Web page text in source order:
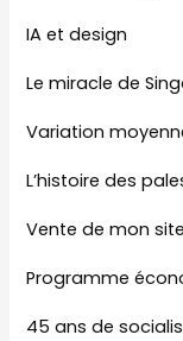
IA et design
Le miracle de
Variation
L’histoire des
Vente de mon
Programme
45 ans de